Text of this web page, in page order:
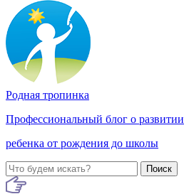
Родная тропинка
Профессиональный блог о развитии
ребенка от рождения до школы
Поиск